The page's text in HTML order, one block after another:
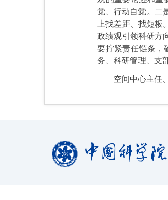
觉、行动自觉。二
上找差距、找短
政绩观引领科研方
要拧紧责任链条，
务、科研管理、支
空间中心主任